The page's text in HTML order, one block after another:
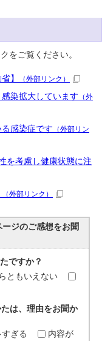
をご覧ください。
】 （外部リンク）
染拡大しています （外
感染症です （外部リン
を考慮し健康状態に注
（外部リンク）
ジのご感想をお聞
ですか？
ともいえない
は、理由をお聞か
ぎる
内容が